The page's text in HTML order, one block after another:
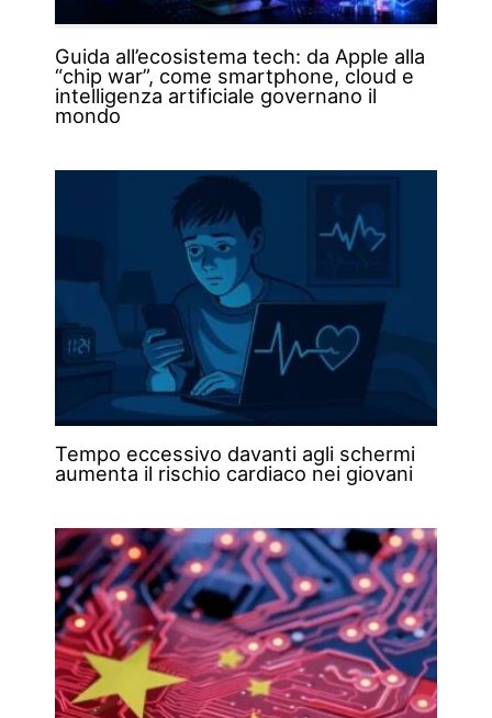
Guida all’ecosistema tech: da Apple alla
“chip war”, come smartphone, cloud e
intelligenza artificiale governano il
mondo
Tempo eccessivo davanti agli schermi
aumenta il rischio cardiaco nei giovani